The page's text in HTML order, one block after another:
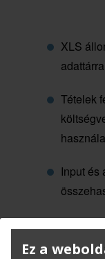
XLS
Tételek
Input és
Ez a